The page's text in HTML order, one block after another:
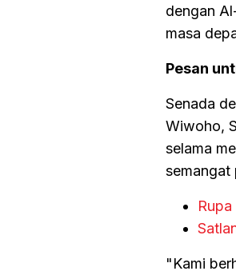
dengan
masa
Pesan
Senada
Wiwoho,
selama
semangat
"Kami